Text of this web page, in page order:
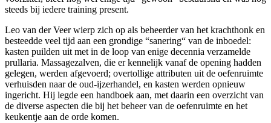
steeds bij iedere training present.
Leo van der Veer wierp zich op als beheerder van het krachthonk en
besteedde veel tijd aan een grondige “sanering“ van de inboedel:
kasten puilden uit met in de loop van enige decennia verzamelde
prullaria. Massagezalven, die er kennelijk vanaf de opening hadden
gelegen, werden afgevoerd; overtollige attributen uit de oefenruimte
verhuisden naar de oud-ijzerhandel, en kasten werden opnieuw
ingericht. Hij legde een handboek aan, met daarin een overzicht van
de diverse aspecten die bij het beheer van de oefenruimte en het
keukentje aan de orde komen.